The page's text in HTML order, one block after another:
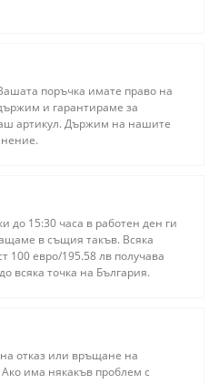
поръчка имате право на
и гарантираме за
артикул. Държим на нашите
до 15:30 часа в работен ден ги
в същия такъв. Всяка
100 евро/195.58 лв получава
всяка точка на България.
отказ или връщане на
има някакъв проблем с